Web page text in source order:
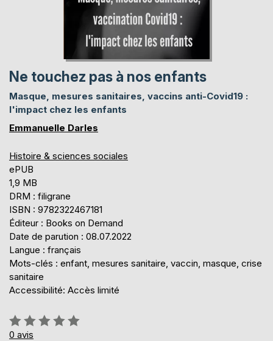
Ne touchez pas à nos enfants
Masque, mesures sanitaires, vaccins anti-Covid19 :
l'impact chez les enfants
Emmanuelle Darles
Histoire & sciences sociales
ePUB
1,9 MB
DRM : filigrane
ISBN : 9782322467181
Éditeur : Books on Demand
Date de parution : 08.07.2022
Langue : français
Mots-clés : enfant, mesures sanitaire, vaccin, masque, crise
sanitaire
Accessibilité: Accès limité
Évaluation:
0%
0 avis